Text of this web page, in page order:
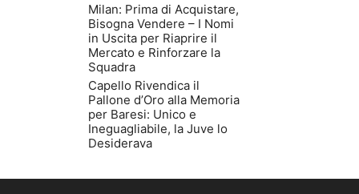
Milan: Prima di Acquistare,
Bisogna Vendere – I Nomi
in Uscita per Riaprire il
Mercato e Rinforzare la
Squadra
Capello Rivendica il
Pallone d’Oro alla Memoria
per Baresi: Unico e
Ineguagliabile, la Juve lo
Desiderava